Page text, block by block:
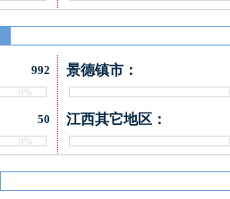
992
0%
景德镇市：
50
0%
江西其它地区：